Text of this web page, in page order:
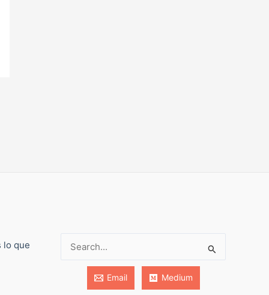
lo que Buscar:
Email Medium